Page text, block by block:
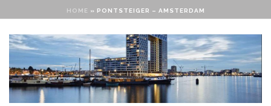
HOME » PONTSTEIGER – AMSTERDAM